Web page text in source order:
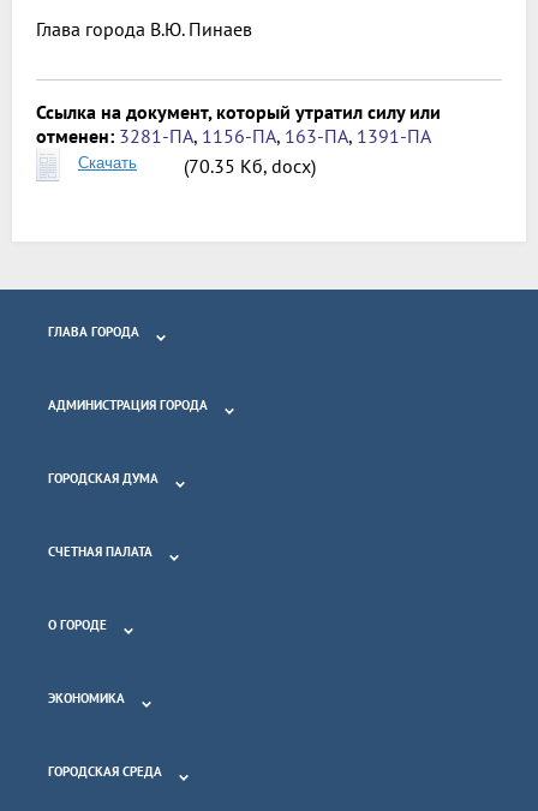
Глава города В.Ю. Пинаев
Ссылка на документ, который утратил силу или
отменен: 3281-ПА, 1156-ПА, 163-ПА, 1391-ПА
Скачать (70.35 Кб, docx)
ГЛАВА ГОРОДА
АДМИНИСТРАЦИЯ ГОРОДА
ГОРОДСКАЯ ДУМА
СЧЕТНАЯ ПАЛАТА
О ГОРОДЕ
ЭКОНОМИКА
ГОРОДСКАЯ СРЕДА